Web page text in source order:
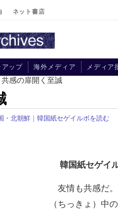
ネット書店
アップ 海外メディア メディア
共感の扉開く至誠
・北朝鮮 ｜ 韓国紙セゲイルボを読む
韓国紙セゲイ
友情も共感だ
（ちっきょ）中